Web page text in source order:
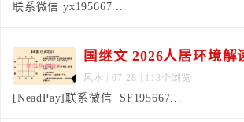
联系微信 yx195667...
风水 | 07-28 | 113个浏览
[NeadPay]联系微信 SF195667...